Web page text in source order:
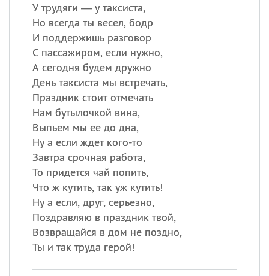
У трудяги — у таксиста,
Но всегда ты весел, бодр
И поддержишь разговор
С пассажиром, если нужно,
А сегодня будем дружно
День таксиста мы встречать,
Праздник стоит отмечать
Нам бутылочкой вина,
Выпьем мы ее до дна,
Ну а если ждет кого-то
Завтра срочная работа,
То придется чай попить,
Что ж кутить, так уж кутить!
Ну а если, друг, серьезно,
Поздравляю в праздник твой,
Возвращайся в дом не поздно,
Ты и так труда герой!